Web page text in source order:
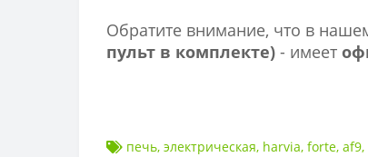
Обратите внимание, что в
пульт в комплекте) - имеет
печь, электрическая, harvia, forte, af9,